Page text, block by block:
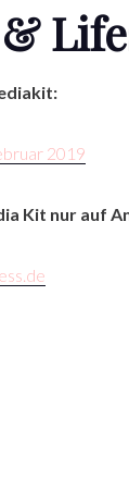
2019
Kit nur auf